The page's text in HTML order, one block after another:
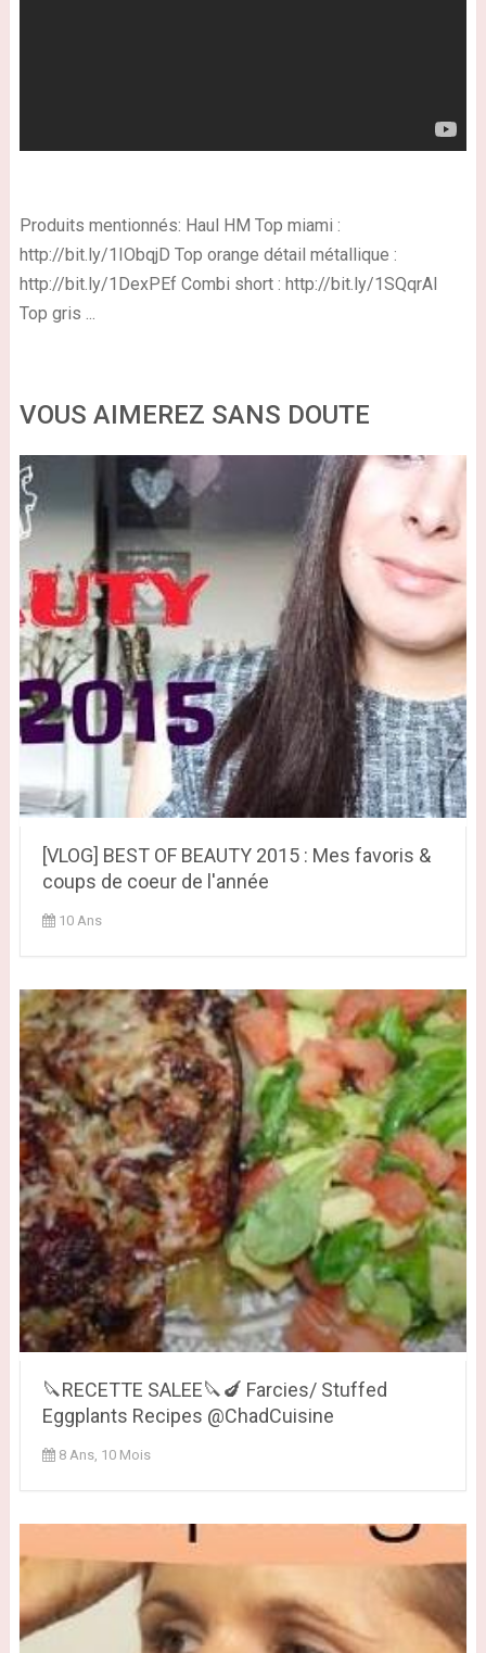
Produits mentionnés: Haul HM Top miami :
http://bit.ly/1IObqjD Top orange détail métallique :
http://bit.ly/1DexPEf Combi short : http://bit.ly/1SQqrAI
Top gris ...
VOUS AIMEREZ SANS DOUTE
[VLOG] BEST OF BEAUTY 2015 : Mes favoris &
coups de coeur de l'année
10 Ans
🔪RECETTE SALEE🔪🍆 Farcies/ Stuffed
Eggplants Recipes @ChadCuisine
8 Ans, 10 Mois